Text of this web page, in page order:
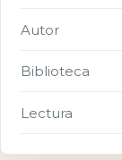
Autor
Biblioteca
Lectura